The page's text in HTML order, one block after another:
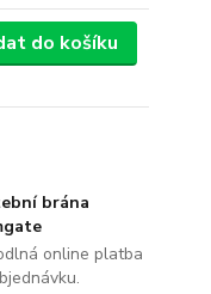
do košíku
brána
online platba